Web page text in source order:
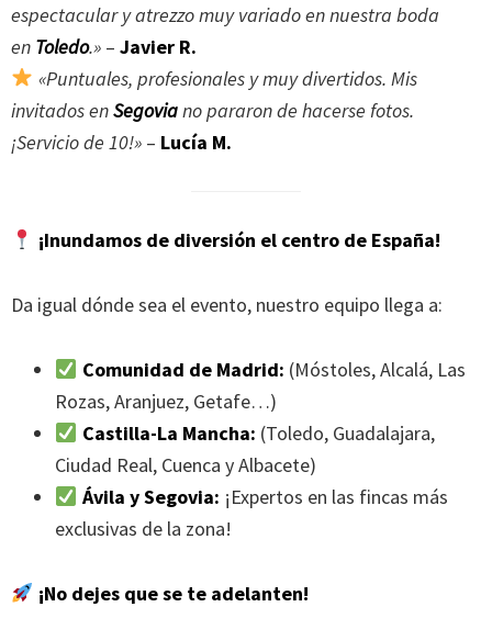
espectacular y atrezzo muy variado en nuestra boda
en Toledo.» – Javier R.
«Puntuales, profesionales y muy divertidos. Mis
invitados enSegoviano pararon de hacerse fotos.
¡Servicio de 10!» – Lucía M.
¡Inundamos de diversión el centro de España!
Da igual dónde sea el evento, nuestro equipo llega a:
Comunidad de Madrid: (Móstoles, Alcalá, Las
Rozas, Aranjuez, Getafe…)
Castilla-La Mancha: (Toledo, Guadalajara,
Ciudad Real, Cuenca y Albacete)
Ávila y Segovia: ¡Expertos en las fincas más
exclusivas de la zona!
¡No dejes que se te adelanten!